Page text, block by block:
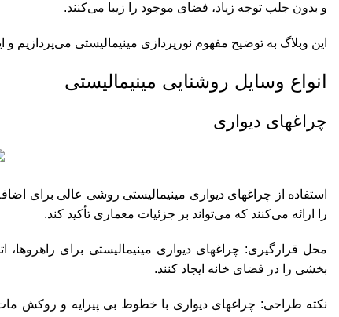
و بدون جلب توجه زیاد، فضای موجود را زیبا می‌کنند.
این وبلاگ به توضیح مفهوم نورپردازی مینیمالیستی می‌پردازیم و
انواع وسایل روشنایی مینیمالیستی
چراغهای دیواری
استفاده از چراغهای دیواری مینیمالیستی روشی عالی برای
را ارائه می‌کنند که می‌تواند بر جزئیات معماری تأکید کند.
محل قرارگیری: چراغهای دیواری مینیمالیستی برای
بخشی را در فضای خانه ایجاد کنند.
نکته طراحی: چراغهای دیواری با خطوط بی پیرایه و روکش مات